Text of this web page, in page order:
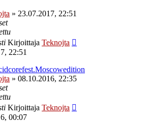
» 23.07.2017, 22:51
Kirjoittaja Teknojta
22:51
» 08.10.2016, 22:35
Kirjoittaja Teknojta
00:07